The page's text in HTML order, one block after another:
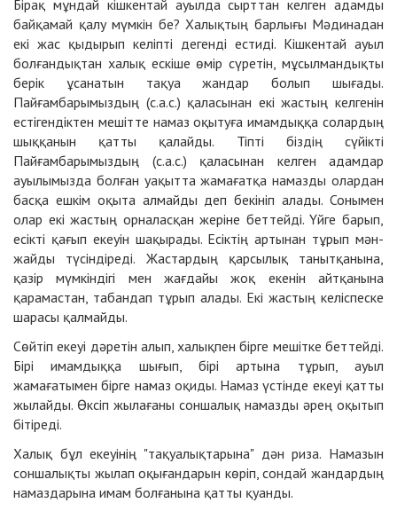
Бірақ мұндай кішкентай ауылда сырттан келген адамды
байқамай қалу мүмкін бе? Халықтың барлығы Мәдинадан
екі жас қыдырып келіпті дегенді естиді. Кішкентай ауыл
болғандықтан халық ескіше өмір сүретін, мұсылмандықты
берік ұсанатын тақуа жандар болып шығады.
Пайғамбарымыздың (с.а.с.) қаласынан екі жастың келгенін
естігендіктен мешітте намаз оқытуға имамдыққа солардың
шыққанын қатты қалайды. Тіпті біздің сүйікті
Пайғамбарымыздың (с.а.с.) қаласынан келген адамдар
ауылымызда болған уақытта жамағатқа намазды олардан
басқа ешкім оқыта алмайды деп бекініп алады. Сонымен
олар екі жастың орналасқан жеріне беттейді. Үйге барып,
есікті қағып екеуін шақырады. Есіктің артынан тұрып мән-
жайды түсіндіреді. Жастардың қарсылық танытқанына,
қазір мүмкіндігі мен жағдайы жоқ екенін айтқанына
қарамастан, табандап тұрып алады. Екі жастың келіспеске
шарасы қалмайды.
Сөйтіп екеуі дәретін алып, халықпен бірге мешітке беттейді.
Бірі имамдыққа шығып, бірі артына тұрып, ауыл
жамағатымен бірге намаз оқиды. Намаз үстінде екеуі қатты
жылайды. Өксіп жылағаны соншалық намазды әрең оқытып
бітіреді.
Халық бұл екеуінің "тақуалықтарына" дән риза. Намазын
соншалықты жылап оқығандарын көріп, сондай жандардың
намаздарына имам болғанына қатты қуанды.